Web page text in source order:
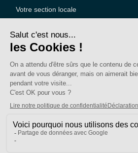
Votre section locale
Nous contacter
Votre espace
Adhérer au SE-UNSA